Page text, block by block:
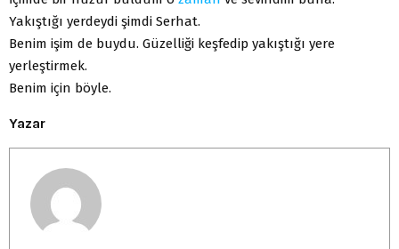
Yakıştığı yerdeydi şimdi Serhat.
Benim işim de buydu. Güzelliği keşfedip yakıştığı yere
yerleştirmek.
Benim için böyle.
Yazar